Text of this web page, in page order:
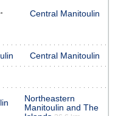
Central Manitoulin
Central Manitoulin
Northeastern
Manitoulin and The